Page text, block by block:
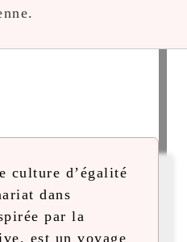
culture d’égalité
dans
par la
est un voyage